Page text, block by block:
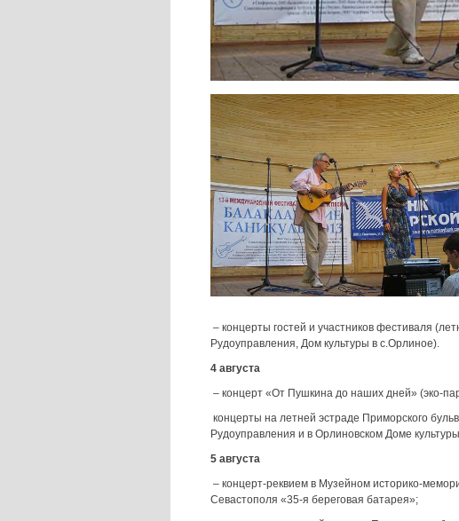
– концерты гостей и участников фестиваля
Рудоуправления, Дом культуры в с.Орлиное).
4 августа
– концерт «От Пушкина до наших дней» (эко-
концерты на летней эстраде Приморского
Рудоуправления и в Орлиновском Доме
5 августа
– концерт-реквием в Музейном историко-
Севастополя «35-я береговая батарея»;